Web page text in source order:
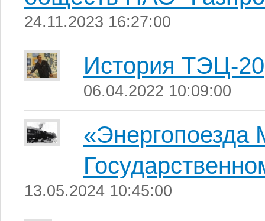
24.11.2023 16:27:00
История ТЭЦ-20
06.04.2022 10:09:00
«Энергопоезда
13.05.2024 10:45:00